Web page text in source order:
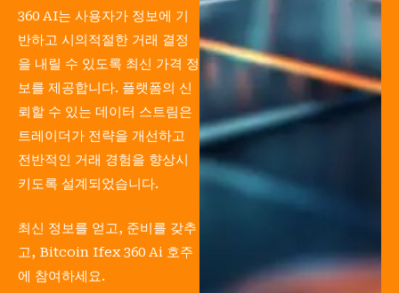
360 AI는 사용자가 정보에 기
반하고 시의적절한 거래 결정
을 내릴 수 있도록 최신 가격 정
보를 제공합니다. 플랫폼의 신
뢰할 수 있는 데이터 스트림은
트레이더가 전략을 개선하고
전반적인 거래 경험을 향상시
키도록 설계되었습니다.
최신 정보를 얻고, 준비를 갖추
고, Bitcoin Ifex 360 Ai 호주
에 참여하세요.